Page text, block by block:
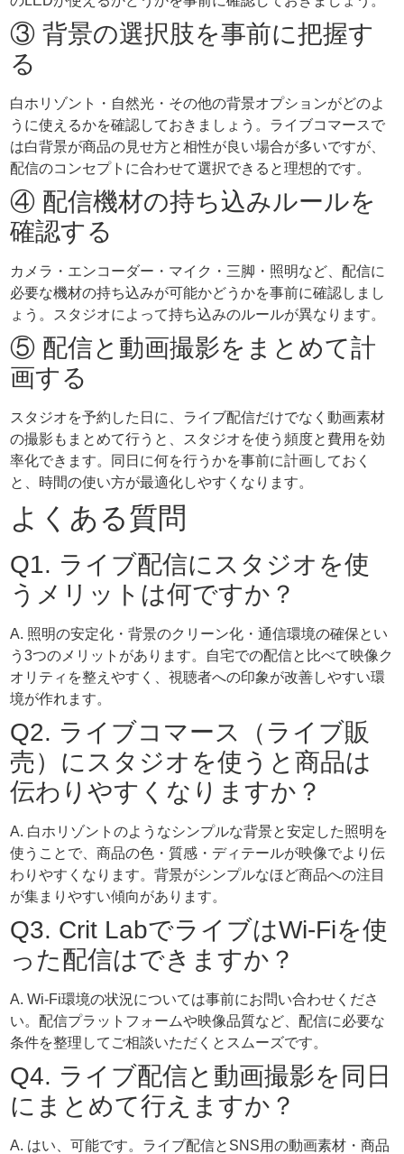
③ 背景の選択肢を事前に把握す
る
白ホリゾント・自然光・その他の背景オプションがどのよ
うに使えるかを確認しておきましょう。ライブコマースで
は白背景が商品の見せ方と相性が良い場合が多いですが、
配信のコンセプトに合わせて選択できると理想的です。
④ 配信機材の持ち込みルールを
確認する
カメラ・エンコーダー・マイク・三脚・照明など、配信に
必要な機材の持ち込みが可能かどうかを事前に確認しまし
ょう。スタジオによって持ち込みのルールが異なります。
⑤ 配信と動画撮影をまとめて計
画する
スタジオを予約した日に、ライブ配信だけでなく動画素材
の撮影もまとめて行うと、スタジオを使う頻度と費用を効
率化できます。同日に何を行うかを事前に計画しておく
と、時間の使い方が最適化しやすくなります。
よくある質問
Q1. ライブ配信にスタジオを使
うメリットは何ですか？
A. 照明の安定化・背景のクリーン化・通信環境の確保とい
う3つのメリットがあります。自宅での配信と比べて映像ク
オリティを整えやすく、視聴者への印象が改善しやすい環
境が作れます。
Q2. ライブコマース（ライブ販
売）にスタジオを使うと商品は
伝わりやすくなりますか？
A. 白ホリゾントのようなシンプルな背景と安定した照明を
使うことで、商品の色・質感・ディテールが映像でより伝
わりやすくなります。背景がシンプルなほど商品への注目
が集まりやすい傾向があります。
Q3. Crit LabでライブはWi-Fiを使
った配信はできますか？
A. Wi-Fi環境の状況については事前にお問い合わせくださ
い。配信プラットフォームや映像品質など、配信に必要な
条件を整理してご相談いただくとスムーズです。
Q4. ライブ配信と動画撮影を同日
にまとめて行えますか？
A. はい、可能です。ライブ配信とSNS用の動画素材・商品